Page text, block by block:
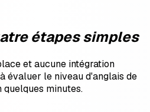
étapes simples
et aucune intégration
évaluer le niveau d'anglais de
minutes.